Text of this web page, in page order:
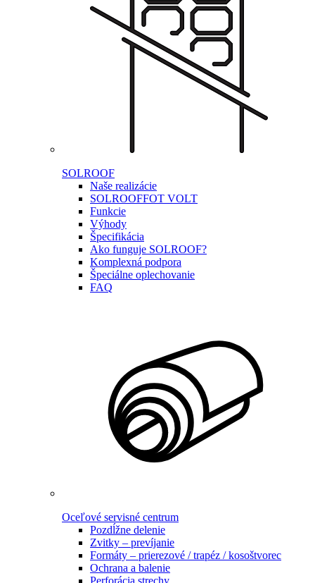
SOLROOF
Naše realizácie
SOLROOFFOT VOLT
Funkcie
Výhody
Špecifikácia
Ako funguje SOLROOF?
Komplexná podpora
Špeciálne oplechovanie
FAQ
Oceľové servisné centrum
Pozdĺžne delenie
Zvitky – prevíjanie
Formáty – prierezové / trapéz / kosoštvorec
Ochrana a balenie
Perforácia strechy